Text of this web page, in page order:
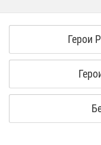
Герои